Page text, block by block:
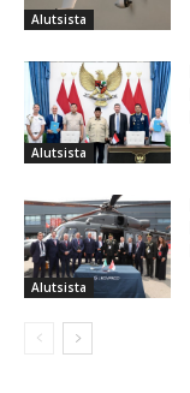
Alutsista
Alutsista
Alutsista